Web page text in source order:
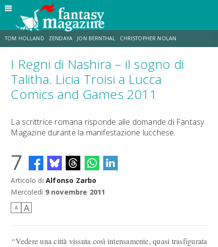
TOM HOLLAND ZENDAYA JON BERNTHAL CHRISTOPHER NOLAN
STRANIMONDI LUCCA COMICS & GAMES ODISSEA JACOB BATALON
I Regni di Nashira – il sogno di
Talitha. Licia Troisi a Lucca
Comics and Games 2011
La scrittrice romana risponde alle domande di Fantasy
Magazine durante la manifestazione lucchese.
7
Articolo di Alfonso Zarbo
Mercoledì 9 novembre 2011
A A
“Vedere una città vissuta così intensamente, quasi trasfigurata